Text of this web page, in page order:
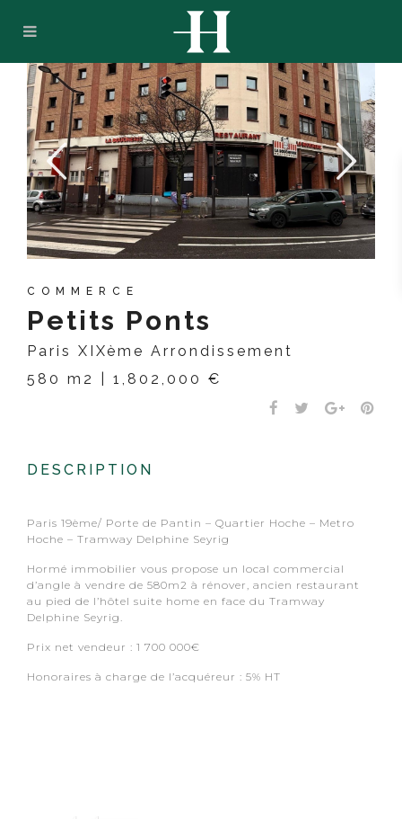
COMMERCE
Petits Ponts
Paris XIXème Arrondissement
580 m2 | 1,802,000 €
DESCRIPTION
Paris 19ème/ Porte de Pantin – Quartier Hoche – Metro
Hoche – Tramway Delphine Seyrig
Hormé immobilier vous propose un local commercial
d’angle à vendre de 580m2 à rénover, ancien restaurant
au pied de l’hôtel suite home en face du Tramway
Delphine Seyrig.
Prix net vendeur : 1 700 000€
Honoraires à charge de l’acquéreur : 5% HT